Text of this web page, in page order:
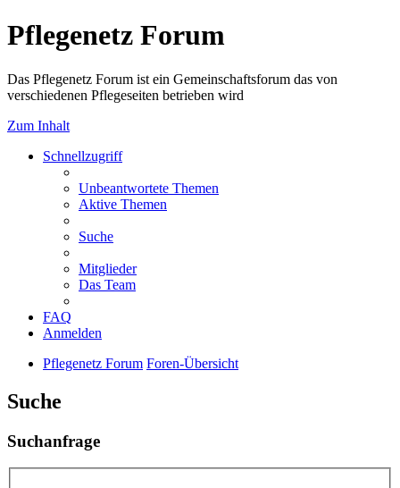
Pflegenetz Forum
Das Pflegenetz Forum ist ein Gemeinschaftsforum das von
verschiedenen Pflegeseiten betrieben wird
Zum Inhalt
Schnellzugriff
Unbeantwortete Themen
Aktive Themen
Suche
Mitglieder
Das Team
FAQ
Anmelden
Pflegenetz Forum Foren-Übersicht
Suche
Suchanfrage